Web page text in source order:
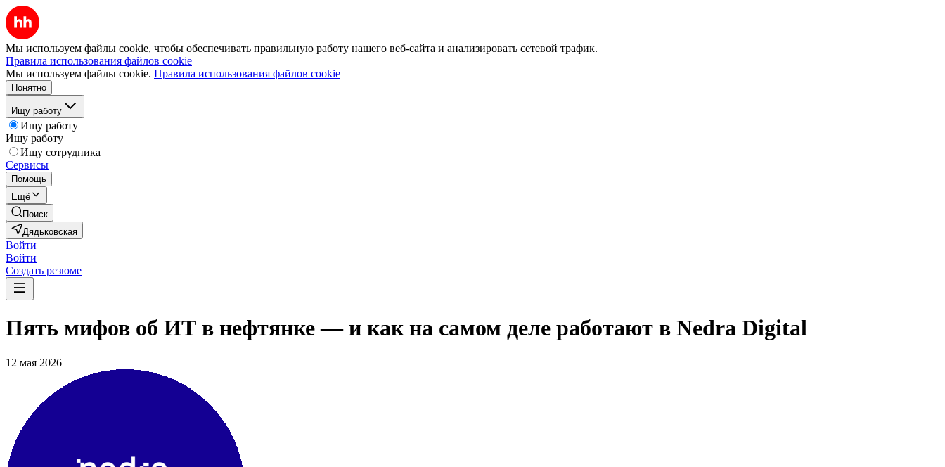
Мы используем файлы cookie, чтобы обеспечивать правильную работу нашего веб-сайта и анализировать сетевой трафик.
Правила использования файлов cookie
Мы используем файлы cookie. Правила использования файлов cookie
Понятно
Ищу работу
Ищу работу
Ищу работу
Ищу сотрудника
Сервисы
Помощь
Ещё
Поиск
Дядьковская
Войти
Войти
Создать резюме
Пять мифов об ИТ в нефтянке — и как на самом деле работают в Nedra Digital
12 мая 2026